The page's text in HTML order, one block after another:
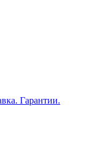
Гарантии.